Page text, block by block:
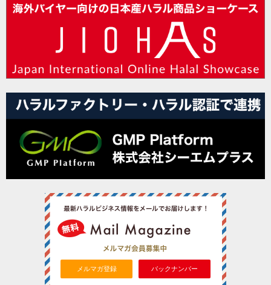
メルマガ登録 バックナンバー